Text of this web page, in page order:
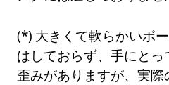
大きくて軟らかいボ
はしておらず、手にと
歪みがありますが、実